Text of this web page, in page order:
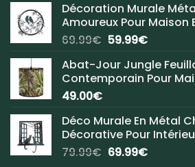
Décoration Murale
Amoureux Pour Maison
69.99€ Le
initial
était :
59.99€Le
actuel
est :
Abat-Jour Jungle
Contemporain Pour
49.00€
Déco Murale En Métal
Décorative Pour
79.99€ Le
69.99€Le